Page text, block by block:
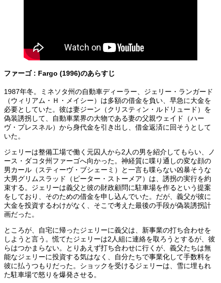
ファーゴ : Fargo (1996)のあらすじ
1987年冬。ミネソタ州の自動車ディーラー、ジェリー・ランガード
（ウィリアム・Ｈ・メイシー）は多額の借金を負い、早急に大金を
必要としていた。彼は妻ジーン（クリスティン・ルドリュード）を
偽装誘拐して、自動車業界の大物である妻の父親ウェイド（ハー
ヴ・プレスネル）から身代金を引き出し、借金返済に回そうとして
いた。
ジェリーは整備工場で働く元囚人から2人の男を紹介してもらい、ノ
ース・ダコタ州ファーゴへ向かった。神経質に喋り通しの変な顔の
男カール（スティーヴ・ブシェーミ）と一言も喋らない凶暴そうな
大男グリムスラッド（ピーター・ストーメア）は、誘拐の実行を約
束する。ジェリーは義父と彼の財政顧問に駐車場を作るという提案
をしており、そのための借金を申し込んでいた。だが、義父が彼に
大金を投資するわけがなく、そこで考えた最後の手段が偽装誘拐計
画だった。
ところが、自宅に帰ったジェリーに義父は、新事業の打ち合わせを
しようと言う。慌てたジェリーは2人組に連絡を取ろうとするが、彼
らはつかまらない。とりあえず打ち合わせに行くが、義父たちは無
能なジェリーに投資する気はなく、自分たちで事業化して手数料を
彼に払うつもりだった。ショックを受けるジェリーは、雪に埋もれ
た駐車場で怒りを爆発させる。